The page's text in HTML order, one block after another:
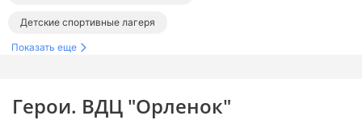
Герои. ВДЦ "Орленок"
Детские спортивные лагеря
Детские образовательные лагеря
Лагеря в Краснодарском крае Детские лагеря в Туапсе
Показать еще